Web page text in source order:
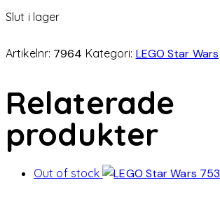
Slut i lager
Artikelnr: 7964 Kategori: LEGO Star Wars
Relaterade
produkter
Out of stock